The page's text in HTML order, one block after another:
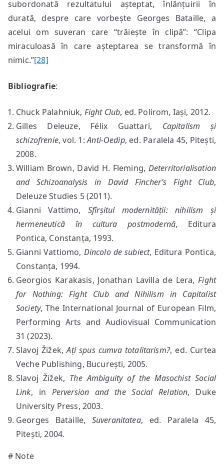
subordonată rezultatului așteptat, înlănțuirii în
durată, despre care vorbește Georges Bataille, a
acelui om suveran care “trăiește în clipă”: “Clipa
miraculoasă în care așteptarea se transformă în
nimic.”[28]
Bibliografie:
Chuck Palahniuk, Fight Club, ed. Polirom, Iași, 2012.
Gilles Deleuze, Félix Guattari, Capitalism și
schizofrenie, vol. 1:Anti-Oedip, ed. Paralela 45, Pitești,
2008.
William Brown, David H. Fleming, Deterritorialisation
and Schizoanalysis in David Fincher’s Fight Club,
Deleuze Studies 5 (2011).
Gianni Vattimo, Sfîrșitul modernității:nihilism și
hermeneutică în cultura postmodernă, Editura
Pontica, Constanța, 1993.
Gianni Vattiomo, Dincolo de subiect, Editura Pontica,
Constanța, 1994.
Georgios Karakasis, Jonathan Lavilla de Lera,Fight
for Nothing: Fight Club and Nihilism in Capitalist
Society, The International Journal of European Film,
Performing Arts and Audiovisual Communication
31 (2023).
Slavoj Žižek,Ați spus cumva totalitarism?, ed. Curtea
Veche Publishing, București, 2005.
Slavoj Žižek, The Ambiguity of the Masochist Social
Link, in Perversion and the Social Relation, Duke
University Press, 2003.
Georges Bataille, Suveranitatea, ed. Paralela 45,
Pitești, 2004.
# Note